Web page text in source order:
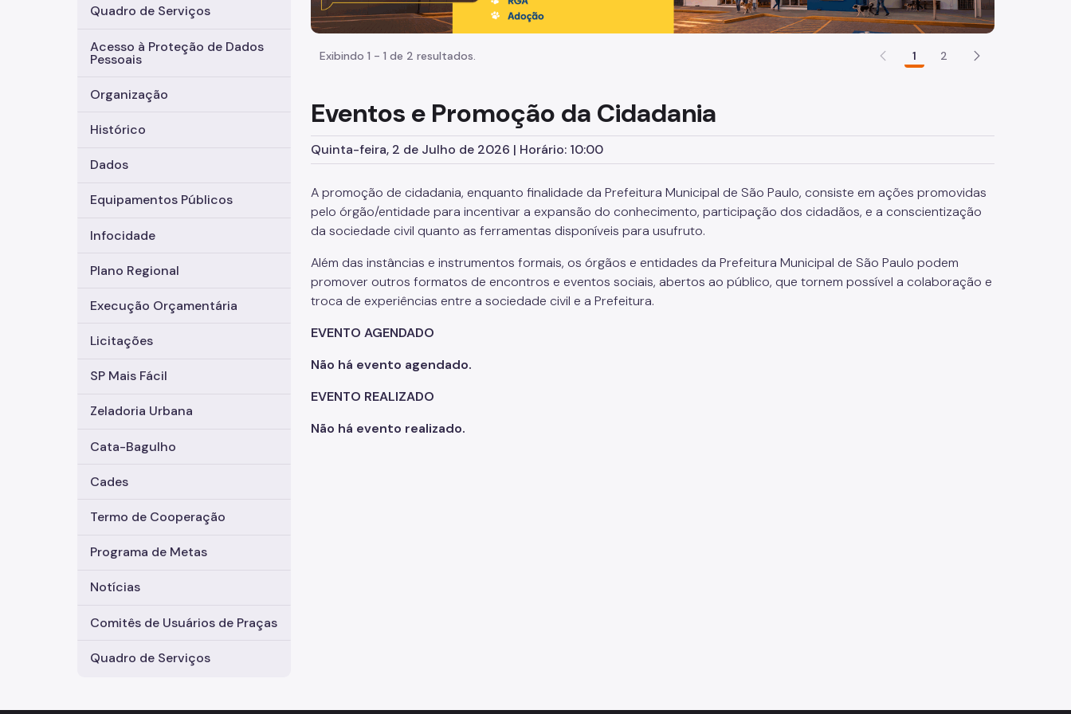
Quadro de Serviços
Acesso à Proteção de Dados
Pessoais
Organização
Histórico
Dados
Equipamentos Públicos
Infocidade
Plano Regional
Execução Orçamentária
Licitações
SP Mais Fácil
Zeladoria Urbana
Cata-Bagulho
Cades
Termo de Cooperação
Programa de Metas
Notícias
Comitês de Usuários de Praças
Quadro de Serviços
Exibindo 1 - 1 de 2 resultados. 1 2
Eventos e Promoção da Cidadania
Quinta-feira, 2 de Julho de 2026 | Horário: 10:00
A promoção de cidadania, enquanto finalidade da Prefeitura Municipal de São Paulo, consiste em ações promovidas
pelo órgão/entidade para incentivar a expansão do conhecimento, participação dos cidadãos, e a conscientização
da sociedade civil quanto as ferramentas disponíveis para usufruto.
Além das instâncias e instrumentos formais, os órgãos e entidades da Prefeitura Municipal de São Paulo podem
promover outros formatos de encontros e eventos sociais, abertos ao público, que tornem possível a colaboração e
troca de experiências entre a sociedade civil e a Prefeitura.
EVENTO AGENDADO
Não há evento agendado.
EVENTO REALIZADO
Não há evento realizado.